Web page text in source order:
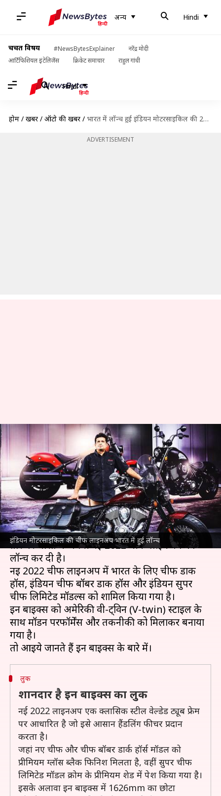
अन्य Hindi
चर्चित विषय #NewsBytesExplainer
नरेंद्र मोदी
आर्टिफिशियल इंटेलिजेंस
क्रिकेट समाचार राहुल गांधी
Hindi
होम / खबरें / ऑटो की खबरें / भारत में लॉन्च हुई इंडियन मोटरसाइकिल की 2022 चीफ लाइनअप
ADVERTISEMENT
इंडियन मोटरसाइकिल की चीफ लाइनअप भारत में हुई लॉन्च
भारत में लॉन्च हुई इंडियन
मोटरसाइकिल की 2022 चीफ
लाइनअप
लेखन सोनाली सिंह Aug 27, 2021 05:30 pm
क्या है खबर?
कल्ट बाइक निर्माता इंडियन मोटरसाइकिल ने आधिकारिक
तौर पर भारत में अपनी नई 2022 चीफ लाइनअप को
लॉन्च कर दी है।
नई 2022 चीफ लाइनअप में भारत के लिए चीफ डार्क
हॉर्स, इंडियन चीफ बॉबर डार्क हॉर्स और इंडियन सुपर
चीफ लिमिटेड मॉडल्स को शामिल किया गया है।
इन बाइक्स को अमेरिकी वी-ट्विन (V-twin) स्टाइल के
साथ मॉडर्न परफॉर्मेंस और तकनीकी को मिलाकर बनाया
गया है।
लुक
शानदार है इन बाइक्स का लुक
नई 2022 लाइनअप एक क्लासिक स्टील वेल्डेड ट्यूब फ्रेम
पर आधारित है जो इसे आसान हैंडलिंग फीचर प्रदान
करता है।
जहां नए चीफ और चीफ बॉबर डार्क हॉर्स मॉडल को
प्रीमियम ग्लॉस ब्लैक फिनिश मिलता है, वहीं सुपर चीफ
लिमिटेड मॉडल क्रोम के प्रीमियम शेड में पेश किया गया है।
इसके अलावा इन बाइक्स में 1626mm का छोटा